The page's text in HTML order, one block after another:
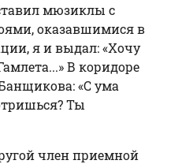
мюзик­лы с
оказавшимися в
я и выдал: «Хочу
В коридоре
«С ума
Ты
член приемной